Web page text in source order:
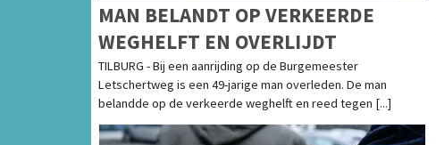
MAN BELANDT OP VERKEERDE
WEGHELFT EN OVERLIJDT
TILBURG - Bij een aanrijding op de Burgemeester
Letschertweg is een 49-jarige man overleden. De man
belandde op de verkeerde weghelft en reed tegen [...]